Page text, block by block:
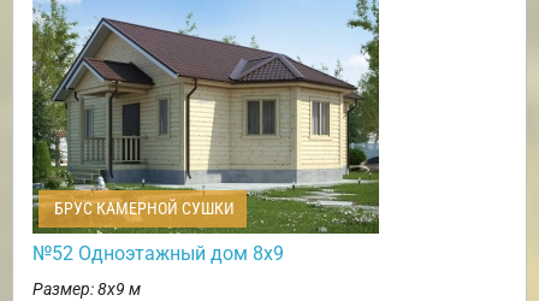
БРУС КАМЕРНОЙ СУШКИ
№52 Одноэтажный дом 8х9
Размер: 8х9 м